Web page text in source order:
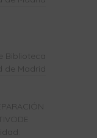
Biblioteca
de Madrid